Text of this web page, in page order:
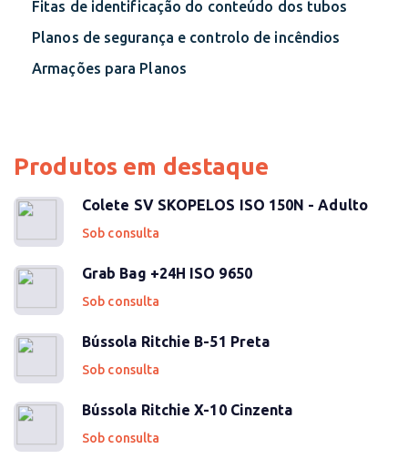
Fitas de identificação do conteúdo dos tubos
Planos de segurança e controlo de incêndios
Armações para Planos
Produtos em destaque
Colete SV SKOPELOS ISO 150N - Adulto
Sob consulta
Grab Bag +24H ISO 9650
Sob consulta
Bússola Ritchie B-51 Preta
Sob consulta
Bússola Ritchie X-10 Cinzenta
Sob consulta